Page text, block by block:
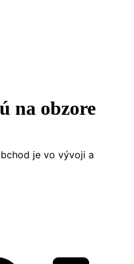
na obzore
je vo vývoji a